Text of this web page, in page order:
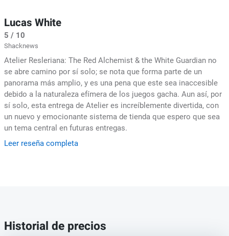
Lucas White
5 / 10
Shacknews
Atelier Resleriana: The Red Alchemist & the White Guardian no
se abre camino por sí solo; se nota que forma parte de un
panorama más amplio, y es una pena que este sea inaccesible
debido a la naturaleza efímera de los juegos gacha. Aun así, por
sí solo, esta entrega de Atelier es increíblemente divertida, con
un nuevo y emocionante sistema de tienda que espero que sea
un tema central en futuras entregas.
Leer reseña completa
Historial de precios